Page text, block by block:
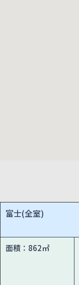
富士(全室)
面積：862㎡